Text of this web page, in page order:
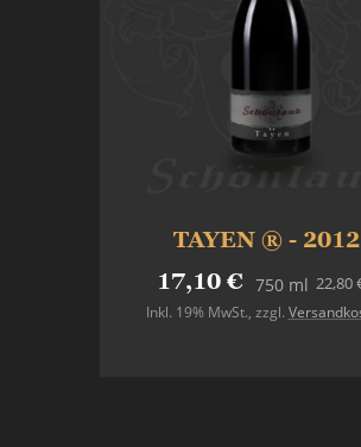
TAYEN ® - 2012
17,10 € 750 ml
Inkl. 19% MwSt., zzgl.
22,80